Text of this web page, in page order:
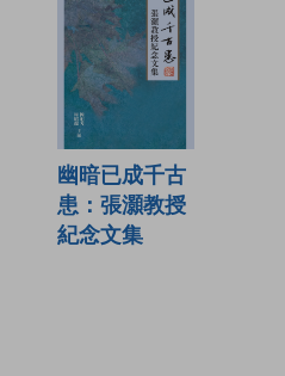
幽暗已成千古
患：張灝教授
紀念文集